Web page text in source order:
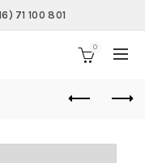
71 100 801
0